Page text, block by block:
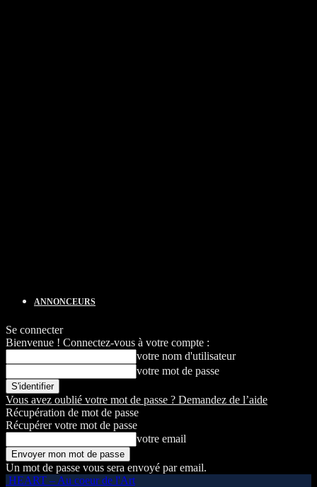
ANNONCEURS
Se connecter
Bienvenue ! Connectez-vous à votre compte :
votre nom d'utilisateur
votre mot de passe
Vous avez oublié votre mot de passe ? Demandez de l’aide
Récupération de mot de passe
Récupérer votre mot de passe
votre email
Un mot de passe vous sera envoyé par email.
HEART – Au coeur de l'Art